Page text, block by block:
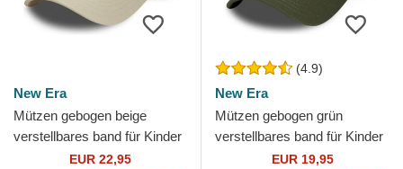
New Era
Mützen gebogen beige
verstellbares band für Kinder
9FORTY Homefield der New
EUR 22,95
(4.9)
New Era
Mützen gebogen grün
verstellbares band für Kinder
9FORTY League Essential
EUR 19,95